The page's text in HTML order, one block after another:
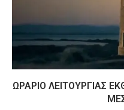
ΩΡΆΡΙΟ ΛΕΙΤΟΥΡΓΊΑΣ